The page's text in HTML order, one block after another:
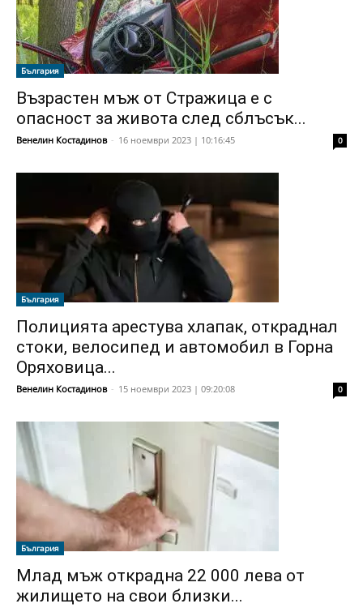
България
Възрастен мъж от Стражица е с
опасност за живота след сблъсък...
Венелин Костадинов - 16 ноември 2023 | 10:16:45 0
България
Полицията арестува хлапак, откраднал
стоки, велосипед и автомобил в Горна
Оряховица...
Венелин Костадинов - 15 ноември 2023 | 09:20:08 0
България
Млад мъж открадна 22 000 лева от
жилището на свои близки...